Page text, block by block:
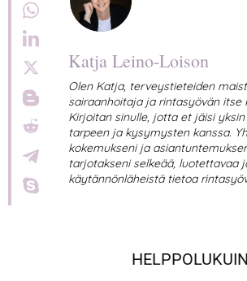
Katja Leino-Loison
Olen Katja, terveystieteiden
sairaanhoitaja ja rintasyövän itse
Kirjoitan sinulle, jotta et jäisi
tarpeen ja kysymysten kanssa.
kokemukseni ja
tarjotakseni selkeää, luotettavaa
käytännönläheistä tietoa